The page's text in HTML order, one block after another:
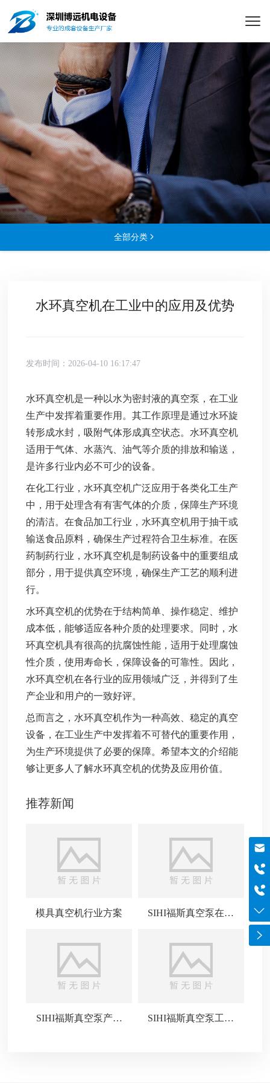
全部分类 
水环真空机在工业中的应用及优势
发布时间：2026-04-10 16:17:47
水环真空机是一种以水为密封液的真空泵，在工业
生产中发挥着重要作用。其工作原理是通过水环旋
转形成水封，吸附气体形成真空状态。水环真空机
适用于气体、水蒸汽、油气等介质的排放和输送，
是许多行业内必不可少的设备。
在化工行业，水环真空机广泛应用于各类化工生产
中，用于处理含有有害气体的介质，保障生产环境
的清洁。在食品加工行业，水环真空机用于抽干或
输送食品原料，确保生产过程符合卫生标准。在医
药制药行业，水环真空机是制药设备中的重要组成
部分，用于提供真空环境，确保生产工艺的顺利进
行。
水环真空机的优势在于结构简单、操作稳定、维护
成本低，能够适应各种介质的处理要求。同时，水
环真空机具有很高的抗腐蚀性能，适用于处理腐蚀
性介质，使用寿命长，保障设备的可靠性。因此，
水环真空机在各行业的应用领域广泛，并得到了生
产企业和用户的一致好评。
总而言之，水环真空机作为一种高效、稳定的真空
设备，在工业生产中发挥着不可替代的重要作用，
为生产环境提供了必要的保障。希望本文的介绍能
够让更多人了解水环真空机的优势及应用价值。
推荐新闻
模具真空机行业方案
SIHI福斯真空泵在各
SIHI福斯真空泵产品
SIHI福斯真空泵工作
邮箱
szboyo@foxmail.com
于经理
18565644125